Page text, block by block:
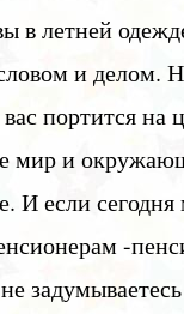
в летней
и делом.
портится
мир и
И если
-